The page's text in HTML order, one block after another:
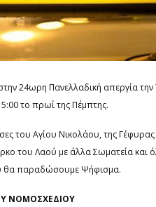
24ωρη Πανελλαδική απεργία την
το πρωί της Πέμπτης.
του Αγίου Νικολάου, της Γέφυρας
του Λαού με άλλα Σωματεία και
θα παραδώσουμε Ψήφισμα.
ΝΟΜΟΣΧΕΔΙΟΥ